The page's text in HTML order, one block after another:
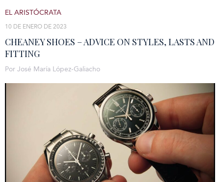
CHEANEY SHOES – ADVICE ON STYLES, LASTS AND
FITTING
10 DE ENERO DE 2023
EL ARISTÓCRATA
Por José María López-Galiacho